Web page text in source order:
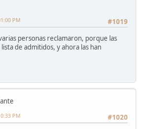
#1019
PM
personas reclamaron, porque las
de admitidos, y ahora las han
#1020
PM